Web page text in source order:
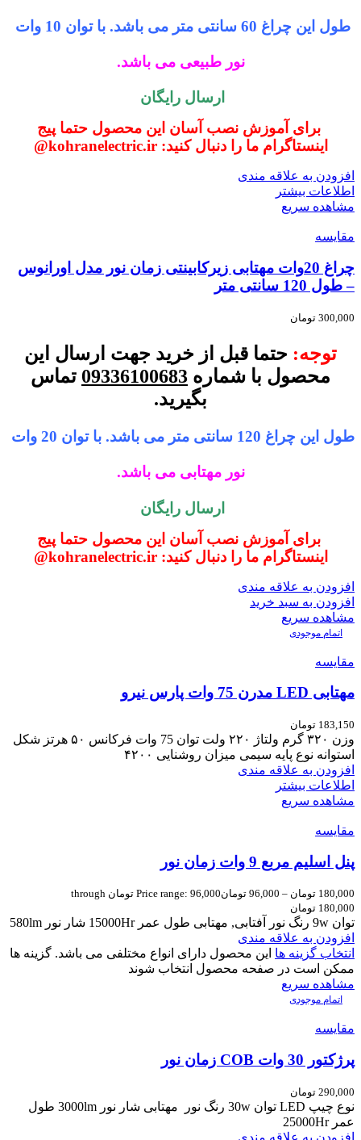
طول این چراغ 60 سانتی متر می باشد. با توان 10 وات
نور طبیعی می باشد.
ارسال رایگان
برای آموزش نصب آسان این محصول حتما پیج
اینستاگرام ما را دنبال کنید: kohranelectric.ir@
افزودن به علاقه مندی
اطلاعات بیشتر
مشاهده سریع
مقایسه
چراغ 20وات مهتابی زیرکابینتی زمان نور مدل اورانوس
– طول 120 سانتی متر
300,000 تومان
توجه: حتما قبل از خرید جهت ارسال این
محصول با شماره 09336100683 تماس
بگیرید.
طول این چراغ 120 سانتی متر می باشد. با توان 20 وات
نور مهتابی می باشد.
ارسال رایگان
برای آموزش نصب آسان این محصول حتما پیج
اینستاگرام ما را دنبال کنید: kohranelectric.ir@
افزودن به علاقه مندی
افزودن به سبد خرید
مشاهده سریع
اتمام موجودی
مقایسه
مهتابی LED مدرن 75 وات پارس نیرو
183,150 تومان
وزن ۳۲۰ گرم ولتاژ ۲۲۰ ولت توان 75 وات فرکانس ۵۰ هرتز شکل
استوانه نوع پایه سیمی میزان روشنایی ۴۲۰۰
افزودن به علاقه مندی
اطلاعات بیشتر
مشاهده سریع
مقایسه
پنل اسلیم مربع 9 وات زمان نور
180,000 تومان –
96,000 تومان
Price range: 96,000 تومان through
180,000 تومان
توان 9w رنگ نور آفتابی, مهتابی طول عمر 15000Hr شار نور 580lm
افزودن به علاقه مندی
انتخاب گزینه ها این محصول دارای انواع مختلفی می باشد. گزینه ها
ممکن است در صفحه محصول انتخاب شوند
مشاهده سریع
اتمام موجودی
مقایسه
پرژکتور 30 وات COB زمان نور
290,000 تومان
نوع چیپ LED توان 30w رنگ نور مهتابی شار نور 3000lm طول
عمر 25000Hr
افزودن به علاقه مندی